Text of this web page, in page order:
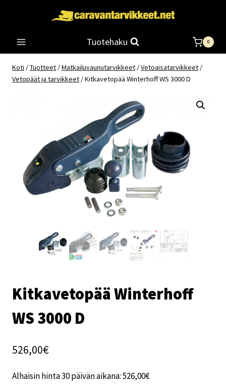
Tuotehaku 0
Koti /Tuotteet /Matkailuvaunutarvikkeet /Vetoaisatarvikkeet /
Vetopäät ja tarvikkeet /Kitkavetopää Winterhoff WS 3000 D
Kitkavetopää Winterhoff
WS 3000 D
526,00€
Alhaisin hinta 30 päivän aikana:526,00€